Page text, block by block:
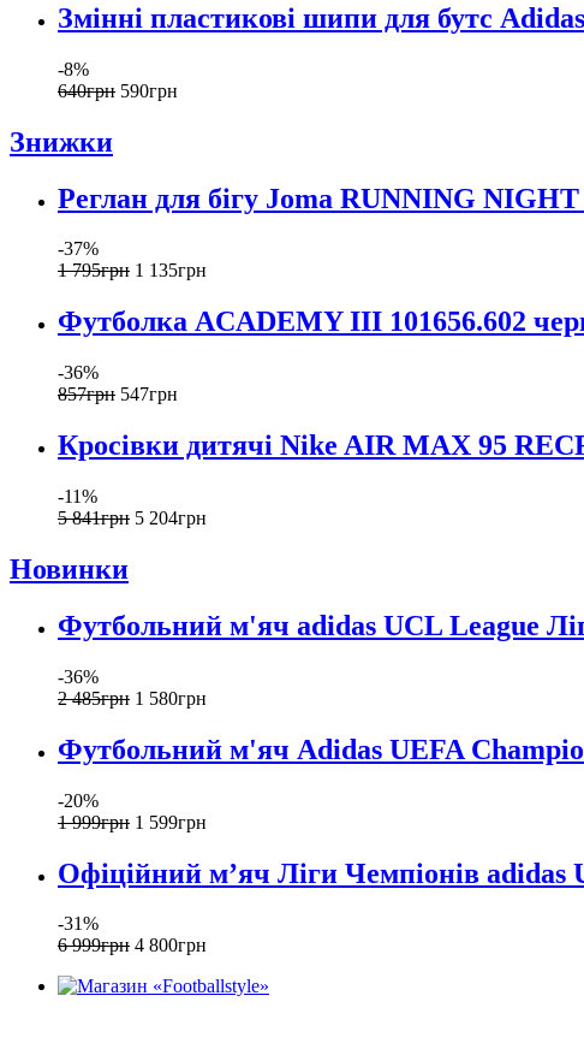
Змінні пластикові шипи для бутс Adidas
-8%
640грн 590грн
Знижки
Реглан для бігу Joma RUNNING
-37%
1 795грн 1 135грн
Футболка ACADEMY III 101656.602
-36%
857грн 547грн
Кросівки дитячі Nike AIR MAX 95
-11%
5 841грн 5 204грн
Новинки
Футбольний м'яч adidas UCL League
-36%
2 485грн 1 580грн
Футбольний м'яч Adidas UEFA
-20%
1 999грн 1 599грн
Офіційний мʼяч Ліги Чемпіонів
-31%
6 999грн 4 800грн